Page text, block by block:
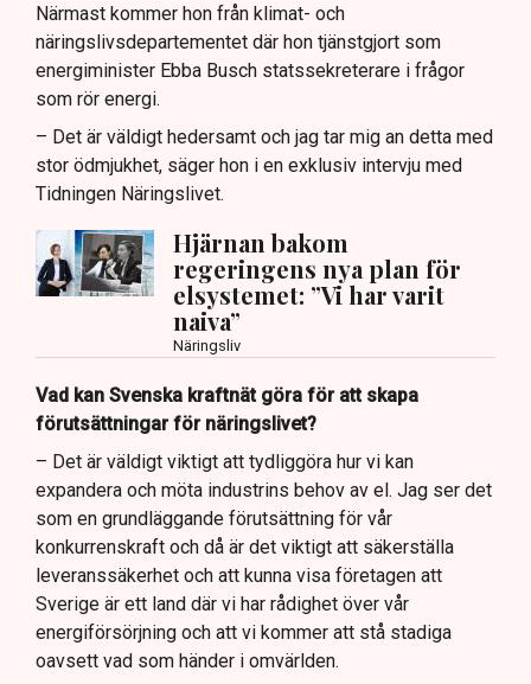
Närmast kommer hon från klimat- och
näringslivsdepartementet där hon tjänstgjort som
energiminister Ebba Busch statssekreterare i frågor
som rör energi.
– Det är väldigt hedersamt och jag tar mig an detta med
stor ödmjukhet, säger hon i en exklusiv intervju med
Tidningen Näringslivet.
Hjärnan bakom
regeringens nya plan för
elsystemet: ”Vi har varit
naiva”
Näringsliv
Vad kan Svenska kraftnät göra för att skapa
förutsättningar för näringslivet?
– Det är väldigt viktigt att tydliggöra hur vi kan
expandera och möta industrins behov av el. Jag ser det
som en grundläggande förutsättning för vår
konkurrenskraft och då är det viktigt att säkerställa
leveranssäkerhet och att kunna visa företagen att
Sverige är ett land där vi har rådighet över vår
energiförsörjning och att vi kommer att stå stadiga
oavsett vad som händer i omvärlden.